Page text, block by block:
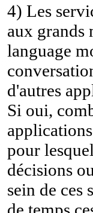
4) Les
aux grands
language
d'autres
Si oui,
pour
décisions
sein de ces